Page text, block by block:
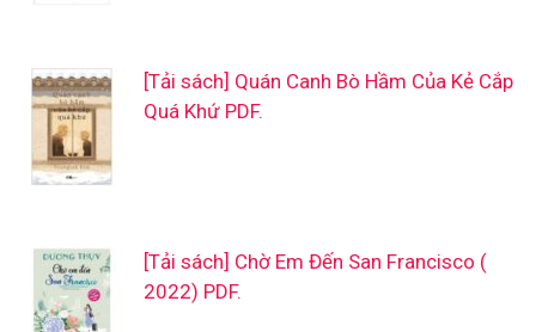
[Tải sách] Quán Canh Bò Hầm Của Kẻ Cắp
Quá Khứ PDF.
[Tải sách] Chờ Em Đến San Francisco (
2022) PDF.